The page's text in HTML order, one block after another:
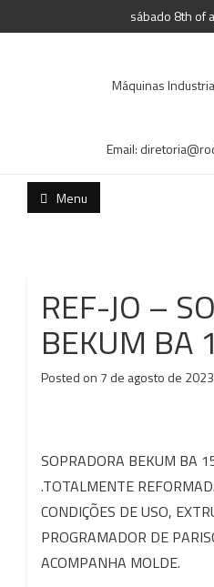
sábado 8th of
Máquinas
Email:
Menu
REF-JO –
BEKUM BA
Posted on 7 de agosto de 2023
SOPRADORA BEKUM BA
.TOTALMENTE
CONDIÇÕES DE USO,
PROGRAMADOR DE
ACOMPANHA MOLDE.